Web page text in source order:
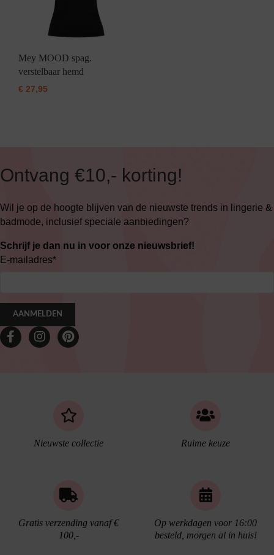
Mey MOOD spag.
verstelbaar hemd
€ 27,95
Ontvang €10,- korting!
Wil je op de hoogte blijven van de nieuwste trends in lingerie &
badmode, inclusief speciale aanbiedingen?
Schrijf je dan nu in voor onze nieuwsbrief!
E-mailadres*
AANMELDEN
Nieuwste collectie Ruime keuze
Gratis verzending vanaf €
100,-
Op werkdagen voor 16:00
besteld, morgen al in huis!